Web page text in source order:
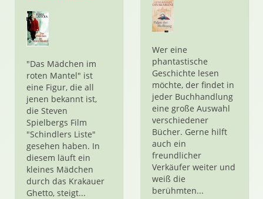
"Das Mädchen im
roten Mantel" ist
eine Figur, die all
jenen bekannt ist,
die Steven
Spielbergs Film
"Schindlers Liste"
gesehen haben. In
diesem läuft ein
kleines Mädchen
durch das Krakauer
Ghetto, steigt...
Wer eine
phantastische
Geschichte lesen
möchte, der findet in
jeder Buchhandlung
eine große Auswahl
verschiedener
Bücher. Gerne hilft
auch ein
freundlicher
Verkäufer weiter und
weiß die
berühmten...